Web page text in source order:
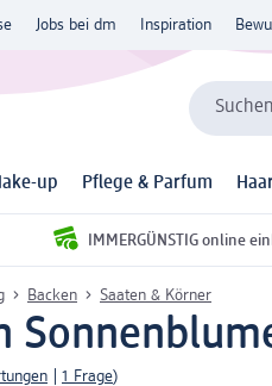
Jobs bei dm Inspiration
up Pflege & Parfum
IMMERGÜNSTIG online
Backen Saaten & Körner
1 Frage)